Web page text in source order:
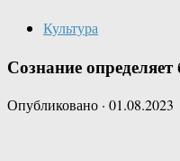
Культура
Сознание
Опубликовано · 01.08.2023